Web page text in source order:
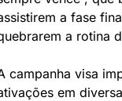
a fase
a rotina
campanha visa
em